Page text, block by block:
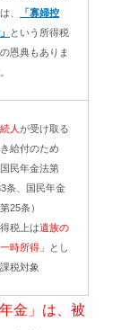
、
「寡婦控
という所得税
の恩典もありま
人 が受け取る
給付のため
国民年金法第
条、国民年金
25条）
税上は遺族の
一時所得」
とし
税対象
金」は、被